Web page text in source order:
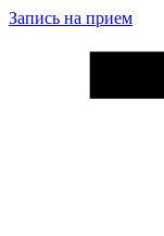
Запись на прием